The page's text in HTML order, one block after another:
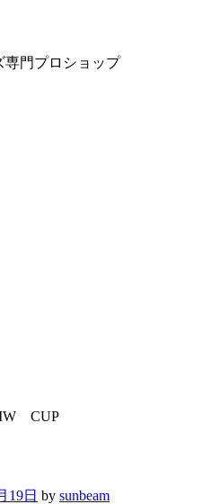
専門プロショップ
CUP
19日 by sunbeam